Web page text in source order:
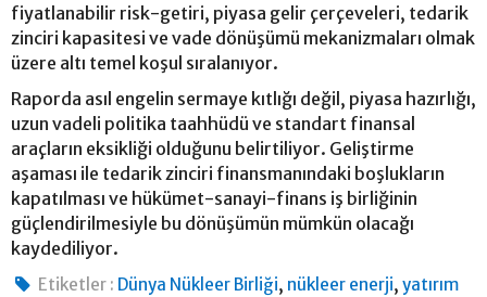
fiyatlanabilir risk-getiri, piyasa gelir çerçeveleri, tedarik
zinciri kapasitesi ve vade dönüşümü mekanizmaları olmak
üzere altı temel koşul sıralanıyor.
Raporda asıl engelin sermaye kıtlığı değil, piyasa hazırlığı,
uzun vadeli politika taahhüdü ve standart finansal
araçların eksikliği olduğunu belirtiliyor. Geliştirme
aşaması ile tedarik zinciri finansmanındaki boşlukların
kapatılması ve hükümet-sanayi-finans iş birliğinin
güçlendirilmesiyle bu dönüşümün mümkün olacağı
kaydediliyor.
Etiketler : Dünya Nükleer Birliği, nükleer enerji,yatırım